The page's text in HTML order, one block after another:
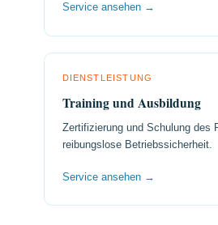
Service ansehen →
DIENSTLEISTUNG
Training und Ausbildung
Zertifizierung und Schulung des
reibungslose Betriebssicherheit.
Service ansehen →